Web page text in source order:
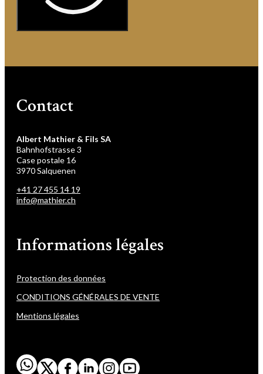
Contact
Albert Mathier & Fils SA
Bahnhofstrasse 3
Case postale 16
3970 Salquenen
+41 27 455 14 19
info@mathier.ch
Informations légales
Protection des données
CONDITIONS GÉNÉRALES DE VENTE
Mentions légales